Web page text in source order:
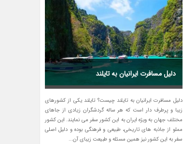
دلیل مسافرت ایرانیان به تایلند
دلیل مسافرت ایرانیان به تایلند چیست؟ تایلند یکی از کشورهای
زیبا و پرطرف دار است که هر ساله گردشگران زیادی از جاهای
مختلف جهان به ویژه ایران به این کشور سفر می نمایند. این کشور
مملو از جاذبه های تاریخی، طبیعی و فرهنگی بوده و دلیل اصلی
سفر به این کشور نیز همین مسئله و طبیعت زیبای آن...